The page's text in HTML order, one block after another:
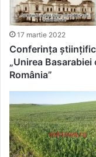
17 martie 2022
Conferința
„Unirea Basarabiei
România”